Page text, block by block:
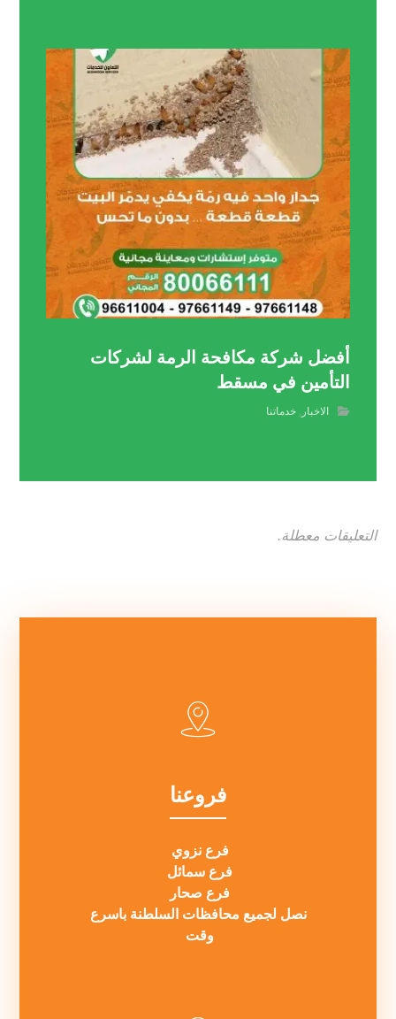
أفضل شركة مكافحة الرمة لشركات
التأمين في مسقط
الاخبار ,خدماتنا
التعليقات معطلة.
فروعنا
فرع نزوي
فرع سمائل
فرع صحار
نصل لجميع محافظات السلطنة باسرع
وقت